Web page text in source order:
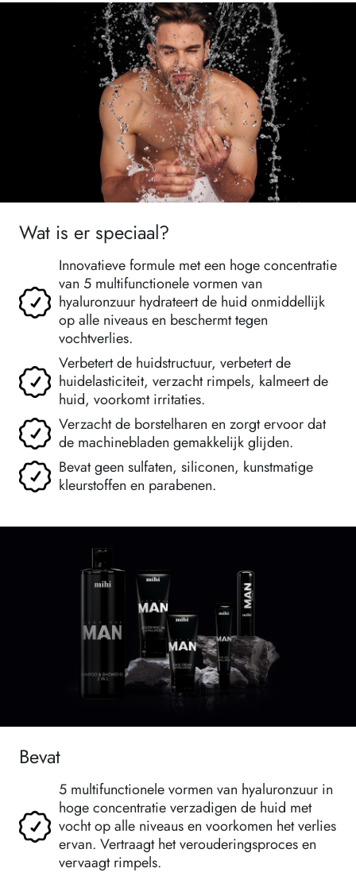
Wat is er speciaal?
Innovatieve formule met een hoge concentratie
van 5 multifunctionele vormen van
hyaluronzuur hydrateert de huid onmiddellijk
op alle niveaus en beschermt tegen
vochtverlies.
Verbetert de huidstructuur, verbetert de
huidelasticiteit, verzacht rimpels, kalmeert de
huid, voorkomt irritaties.
Verzacht de borstelharen en zorgt ervoor dat
de machinebladen gemakkelijk glijden.
Bevat geen sulfaten, siliconen, kunstmatige
kleurstoffen en parabenen.
Bevat
5 multifunctionele vormen van hyaluronzuur in
hoge concentratie verzadigen de huid met
vocht op alle niveaus en voorkomen het verlies
ervan. Vertraagt het verouderingsproces en
vervaagt rimpels.